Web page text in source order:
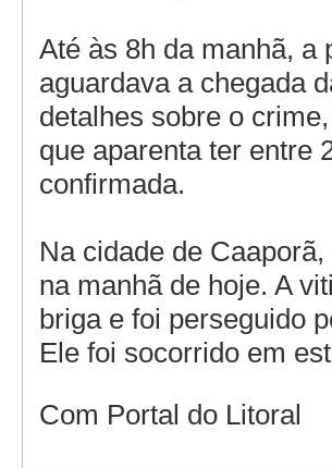
Até às 8h da manhã, a
aguardava a chegada
detalhes sobre o
que aparenta ter entre
confirmada.
Na cidade de
na manhã de hoje. A
briga e foi perseguido
Ele foi socorrido em
Com Portal do Litoral